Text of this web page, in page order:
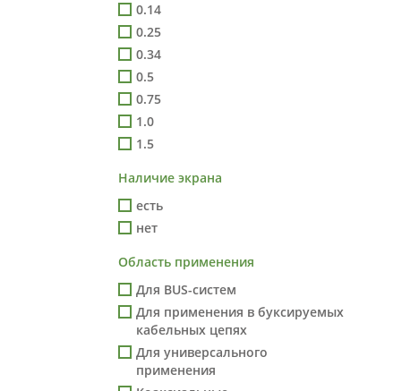
0.14
0.25
0.34
0.5
0.75
1.0
1.5
Наличие экрана
есть
нет
Область применения
Для BUS-систем
Для применения в буксируемых
кабельных цепях
Для универсального
применения